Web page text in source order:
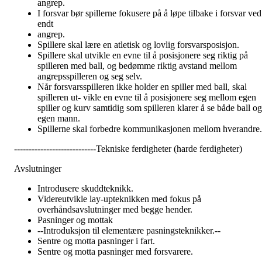
angrep.
I forsvar bør spillerne fokusere på å løpe tilbake i forsvar ved
endt
angrep.
Spillere skal lære en atletisk og lovlig forsvarsposisjon.
Spillere skal utvikle en evne til å posisjonere seg riktig på
spilleren med ball, og bedømme riktig avstand mellom
angrepsspilleren og seg selv.
Når forsvarsspilleren ikke holder en spiller med ball, skal
spilleren ut- vikle en evne til å posisjonere seg mellom egen
spiller og kurv samtidig som spilleren klarer å se både ball og
egen mann.
Spillerne skal forbedre kommunikasjonen mellom hverandre.
----------------------------Tekniske ferdigheter (harde ferdigheter)
Avslutninger
Introdusere skuddteknikk.
Videreutvikle lay-upteknikken med fokus på
overhåndsavslutninger med begge hender.
Pasninger og mottak
--Introduksjon til elementære pasningsteknikker.--
Sentre og motta pasninger i fart.
Sentre og motta pasninger med forsvarere.